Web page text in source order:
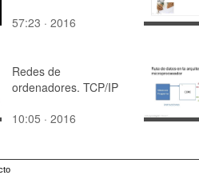
57:23 · 2016
Redes de
ordenadores. TCP/IP
10:05 · 2016